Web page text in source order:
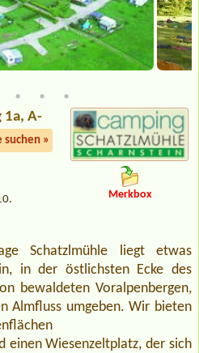
1a, A-
suchen »
Merkbox
Schatzlmühle liegt etwas
in der östlichsten Ecke des
bewaldeten Voralpenbergen,
Almfluss umgeben. Wir bieten
einen Wiesenzeltplatz, der sich